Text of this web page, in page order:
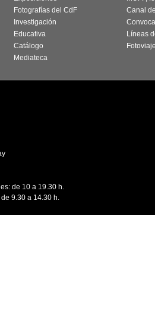
Fotografías del CdF
Investigación
Educativa
Catálogo
Mediateca
Canal
Líneas
de 10 a 19.30 h.
9.30 a 14.30 h.